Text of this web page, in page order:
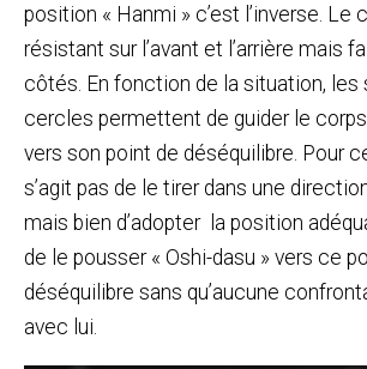
position « Hanmi » c’est l’inverse. Le
résistant sur l’avant et l’arrière mais
côtés. En fonction de la situation, les
cercles permettent de guider le
vers son point de déséquilibre. Pour
s’agit pas de le tirer dans une
mais bien d’adopter la position
de le pousser « Oshi-dasu » vers ce
déséquilibre sans qu’aucune
avec lui.